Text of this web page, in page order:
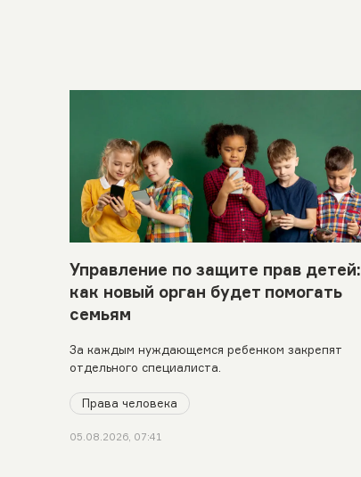
Управление по защите прав детей:
как новый орган будет помогать
семьям
За каждым нуждающемся ребенком закрепят
отдельного специалиста.
Права человека
05.08.2026, 07:41